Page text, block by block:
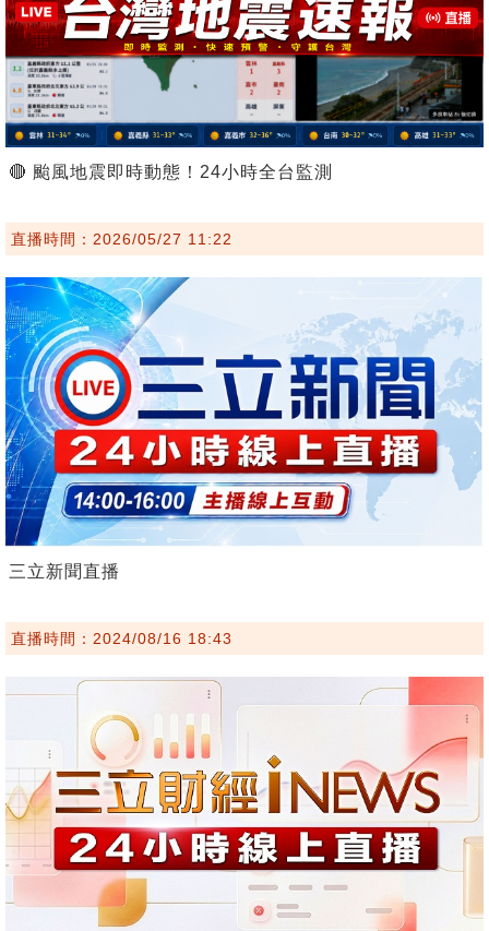
🔴 颱風地震即時動態！24小時全台監測
直播時間：2026/05/27 11:22
三立新聞直播
直播時間：2024/08/16 18:43